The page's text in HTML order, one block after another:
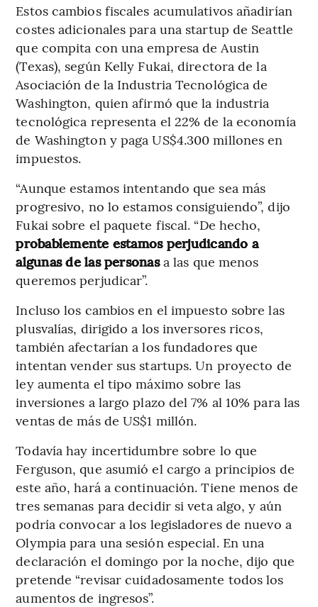
Estos cambios fiscales acumulativos añadirían
costes adicionales para una startup de Seattle
que compita con una empresa de Austin
(Texas), según Kelly Fukai, directora de la
Asociación de la Industria Tecnológica de
Washington, quien afirmó que la industria
tecnológica representa el 22% de la economía
de Washington y paga US$4.300 millones en
impuestos.
“Aunque estamos intentando que sea más
progresivo, no lo estamos consiguiendo”, dijo
Fukai sobre el paquete fiscal. “De hecho,
probablemente estamos perjudicando a
algunas de las personasa las que menos
queremos perjudicar”.
Incluso los cambios en el impuesto sobre las
plusvalías, dirigido a los inversores ricos,
también afectarían a los fundadores que
intentan vender sus startups. Un proyecto de
ley aumenta el tipo máximo sobre las
inversiones a largo plazo del 7% al 10% para las
ventas de más de US$1 millón.
Todavía hay incertidumbre sobre lo que
Ferguson, que asumió el cargo a principios de
este año, hará a continuación. Tiene menos de
tres semanas para decidir si veta algo, y aún
podría convocar a los legisladores de nuevo a
Olympia para una sesión especial. En una
declaración el domingo por la noche, dijo que
pretende “revisar cuidadosamente todos los
aumentos de ingresos”.